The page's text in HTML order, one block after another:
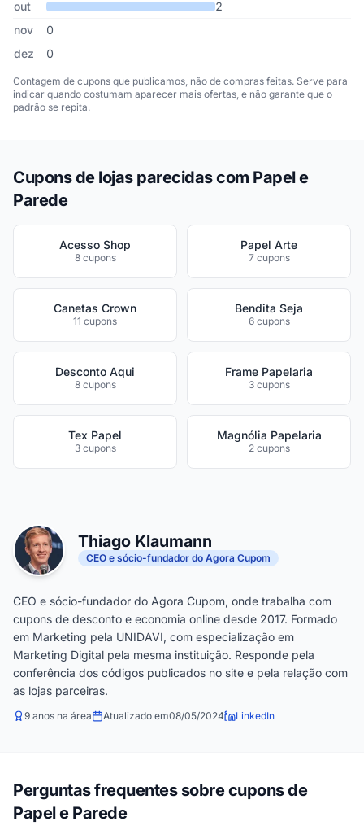
out
2
nov
0
dez
0
Contagem de cupons que publicamos, não de compras feitas. Serve para
indicar quando costumam aparecer mais ofertas, e não garante que o
padrão se repita.
Cupons de lojas parecidas com Papel e
Parede
Acesso Shop
8 cupons
Papel Arte
7 cupons
Canetas Crown
11 cupons
Bendita Seja
6 cupons
Desconto Aqui
8 cupons
Frame Papelaria
3 cupons
Tex Papel
3 cupons
Magnólia Papelaria
2 cupons
Thiago Klaumann
CEO e sócio-fundador do Agora Cupom
CEO e sócio-fundador do Agora Cupom, onde trabalha com
cupons de desconto e economia online desde 2017. Formado
em Marketing pela UNIDAVI, com especialização em
Marketing Digital pela mesma instituição. Responde pela
conferência dos códigos publicados no site e pela relação com
as lojas parceiras.
9 anos na área Atualizado em08/05/2024 LinkedIn
Perguntas frequentes sobre cupons de
Papel e Parede